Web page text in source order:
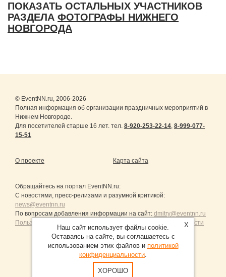
ПОКАЗАТЬ ОСТАЛЬНЫХ УЧАСТНИКОВ
РАЗДЕЛА ФОТОГРАФЫ НИЖНЕГО
НОВГОРОДА
© EventNN.ru, 2006-2026
Полная информация об организации праздничных мероприятий в
Нижнем Новгороде.
Для посетителей старше 16 лет. тел. 8-920-253-22-14, 8-999-077-
15-51
О проекте Карта сайта
Обращайтесь на портал EventNN.ru:
С новостями, пресс-релизами и разумной критикой:
news@eventnn.ru
По вопросам добавления информации на сайт: dmitry@eventnn.ru
Пользовательское Соглашение и политика конфиденциальности
Продвижение сайтов Санкт-Петербург
X
Наш сайт использует файлы cookie.
Оставаясь на сайте, вы соглашаетесь с
использованием этих файлов и политикой
конфиденциальности.
ХОРОШО